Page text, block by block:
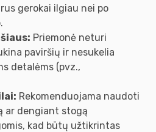
gerokai ilgiau nei po
Priemonė neturi
paviršių ir nesukelia
detalėms (pvz.,
Rekomenduojama naudoti
ar dengiant stogą
kad būtų užtikrintas